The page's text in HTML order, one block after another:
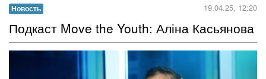
Новость 19.04.25, 12:20
Подкаст Move the Youth: Аліна Касьянова